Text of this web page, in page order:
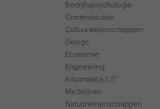
Bedrijfspsychologie
Communicatie
Cultuurwetenschappen
Design
Economie
Engineering
Informatica / IT
Medicijnen
Natuurwetenschappen